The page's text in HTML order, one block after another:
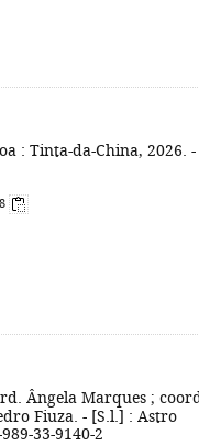
: Tinta-da-China, 2026. -
Ângela Marques ;
Fiuza. - [S.l.] : Astro
33-9140-2